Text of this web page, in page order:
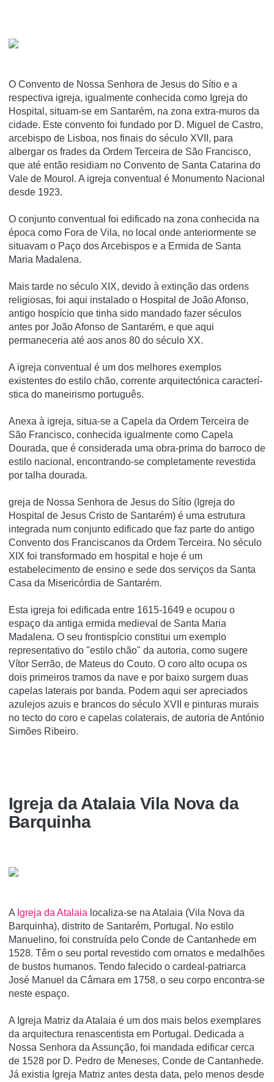
O Convento de Nossa Senhora de Jesus do Sí­tio e a
respectiva igreja, igualmente conhecida como Igreja do
Hospital, situam-se em Santarém, na zona extra-muros da
cidade. Este convento foi fundado por D. Miguel de Castro,
arcebispo de Lisboa, nos finais do século XVII, para
albergar os frades da Ordem Terceira de São Francisco,
que até então residiam no Convento de Santa Catarina do
Vale de Mourol. A igreja conventual é Monumento Nacional
desde 1923.
O conjunto conventual foi edificado na zona conhecida na
época como Fora de Vila, no local onde anteriormente se
situavam o Paço dos Arcebispos e a Ermida de Santa
Maria Madalena.
Mais tarde no século XIX, devido à extinção das ordens
religiosas, foi aqui instalado o Hospital de João Afonso,
antigo hospí­cio que tinha sido mandado fazer séculos
antes por João Afonso de Santarém, e que aqui
permaneceria até aos anos 80 do século XX.
A igreja conventual é um dos melhores exemplos
existentes do estilo chão, corrente arquitectónica caracterí­
stica do maneirismo português.
Anexa à igreja, situa-se a Capela da Ordem Terceira de
São Francisco, conhecida igualmente como Capela
Dourada, que é considerada uma obra-prima do barroco de
estilo nacional, encontrando-se completamente revestida
por talha dourada.
greja de Nossa Senhora de Jesus do Sítio (Igreja do
Hospital de Jesus Cristo de Santarém) é uma estrutura
integrada num conjunto edificado que faz parte do antigo
Convento dos Franciscanos da Ordem Terceira. No século
XIX foi transformado em hospital e hoje é um
estabelecimento de ensino e sede dos serviços da Santa
Casa da Misericórdia de Santarém.
Esta igreja foi edificada entre 1615-1649 e ocupou o
espaço da antiga ermida medieval de Santa Maria
Madalena. O seu frontispício constitui um exemplo
representativo do "estilo chão" da autoria, como sugere
Vítor Serrão, de Mateus do Couto. O coro alto ocupa os
dois primeiros tramos da nave e por baixo surgem duas
capelas laterais por banda. Podem aqui ser apreciados
azulejos azuis e brancos do século XVII e pinturas murais
no tecto do coro e capelas colaterais, de autoria de António
Simões Ribeiro.
Igreja da Atalaia Vila Nova da
Barquinha
A Igreja da Atalaia localiza-se na Atalaia (Vila Nova da
Barquinha), distrito de Santarém, Portugal. No estilo
Manuelino, foi construí­da pelo Conde de Cantanhede em
1528. Têm o seu portal revestido com ornatos e medalhões
de bustos humanos. Tendo falecido o cardeal-patriarca
José Manuel da Câmara em 1758, o seu corpo encontra-se
neste espaço.
A Igreja Matriz da Atalaia é um dos mais belos exemplares
da arquitectura renascentista em Portugal. Dedicada a
Nossa Senhora da Assunção, foi mandada edificar cerca
de 1528 por D. Pedro de Meneses, Conde de Cantanhede.
Já existia Igreja Matriz antes desta data, pelo menos desde